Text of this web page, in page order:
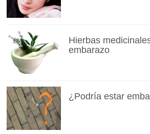
Hierbas
embarazo
¿Podría estar